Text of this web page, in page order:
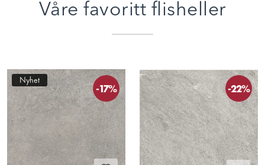
Våre favoritt flisheller
Nyhet
-17% -22%